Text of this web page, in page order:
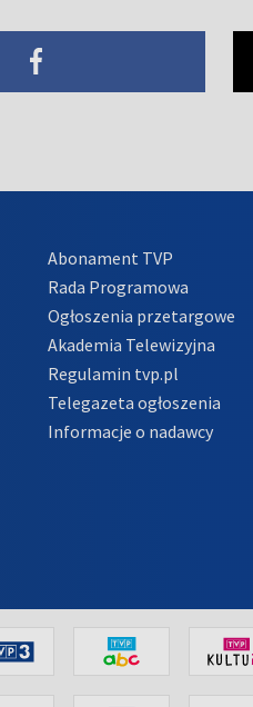
Abonament TVP
Rada Programowa
Ogłoszenia przetargowe
Akademia Telewizyjna
Regulamin tvp.pl
Telegazeta ogłoszenia
Informacje o nadawcy